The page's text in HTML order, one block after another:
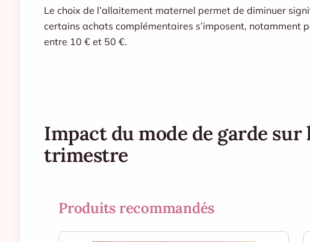
Le choix de l’allaitement maternel permet de diminuer
certains achats complémentaires s’imposent, notamment
entre 10 € et 50 €.
Impact du mode de garde
trimestre
Produits recommandés